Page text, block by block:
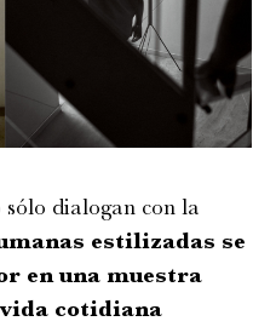
sólo dialogan con la
estilizadas se
en una muestra
cotidiana